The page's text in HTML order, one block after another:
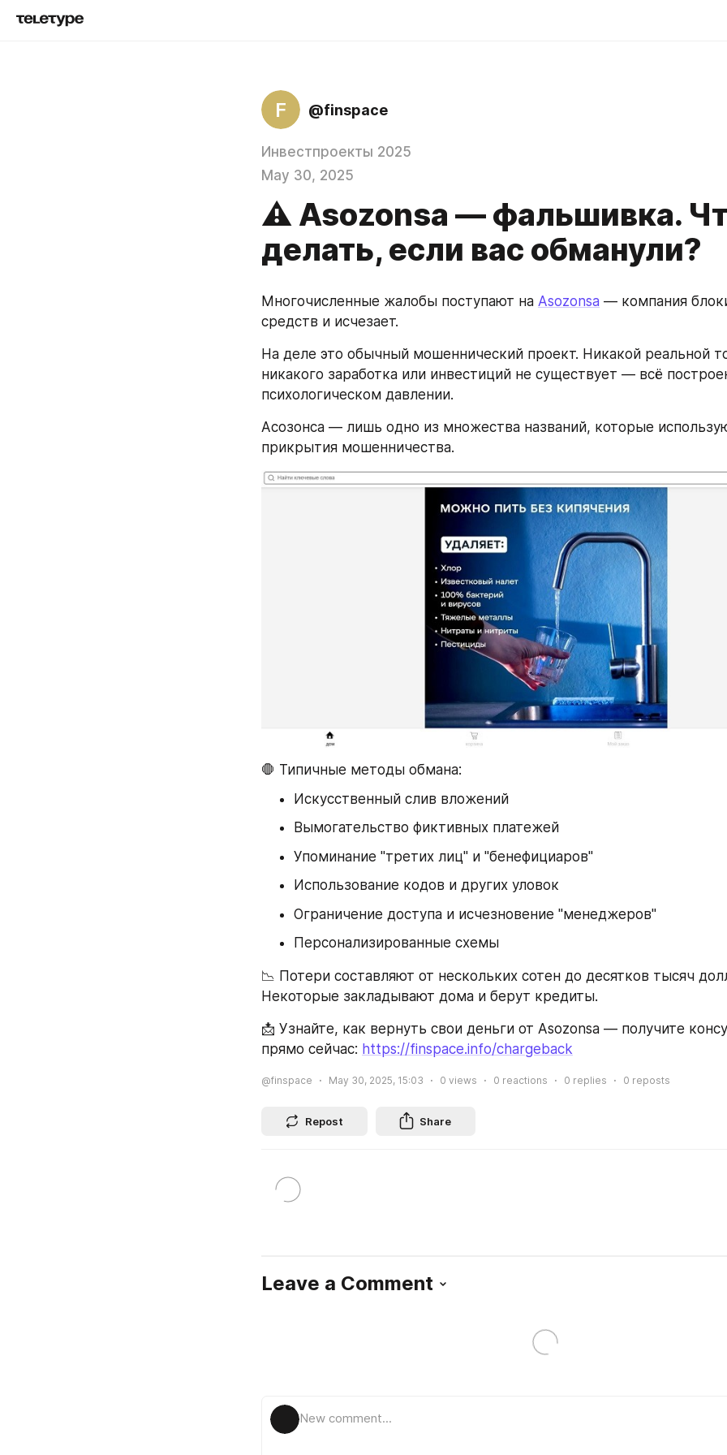
F @finspace
Инвестпроекты 2025
May 30, 2025
⚠️ Asozonsa — фальшивка.
делать, если вас обманули?
Многочисленные жалобы поступают на Asozonsa — компания
средств и исчезает.
На деле это обычный мошеннический проект. Никакой реальной
никакого заработка или инвестиций не существует — всё
психологическом давлении.
Асозонса — лишь одно из множества названий, которые
прикрытия мошенничества.
🛑 Типичные методы обмана:
Искусственный слив вложений
Вымогательство фиктивных платежей
Упоминание "третих лиц" и "бенефициаров"
Использование кодов и других уловок
Ограничение доступа и исчезновение "менеджеров"
Персонализированные схемы
📉 Потери составляют от нескольких сотен до десятков тысяч
Некоторые закладывают дома и берут кредиты.
📩 Узнайте, как вернуть свои деньги от Asozonsa — получите
прямо сейчас: https://finspace.info/chargeback
@finspace May 30, 2025, 15:03 0 views 0 reactions 0 replies 0 reposts
Repost Share
Leave a Comment